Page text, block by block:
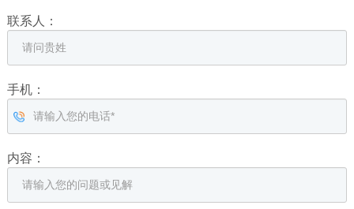
联系人：
手机：
内容：